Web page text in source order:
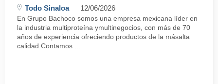
Todo Sinaloa 12/06/2026
En Grupo Bachoco somos una empresa mexicana líder en
la industria multiproteína ymultinegocios, con más de 70
años de experiencia ofreciendo productos de la másalta
calidad.Contamos ...